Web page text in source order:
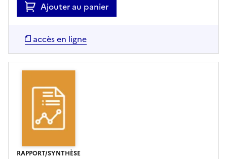
Ajouter au panier
accès en ligne
RAPPORT/SYNTHÈSE